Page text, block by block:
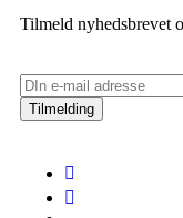
Tilmeld nyhedsbrevet
Tilmelding